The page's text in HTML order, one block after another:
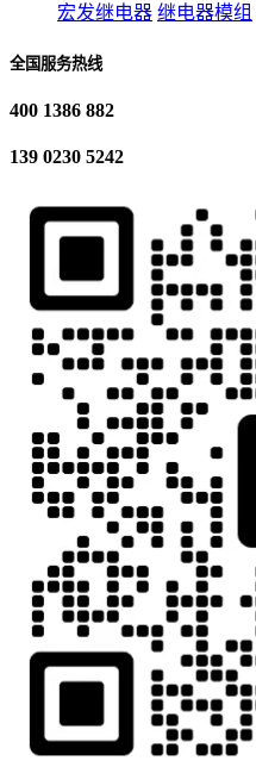
宏发继电器 继电器模组
全国服务热线
400 1386 882
139 0230 5242